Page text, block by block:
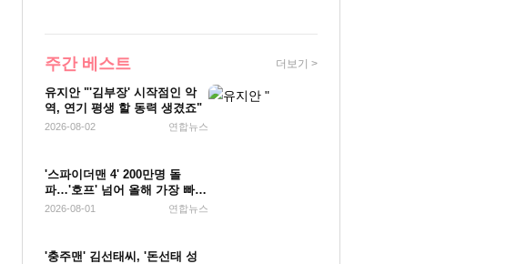
주간 베스트 더보기 >
유지안 "'김부장' 시작점인 악
역, 연기 평생 할 동력 생겼죠"
2026-08-02 연합뉴스
'스파이더맨 4' 200만명 돌
파…'호프' 넘어 올해 가장 빠른
속도
2026-08-01 연합뉴스
'충주맨' 김선태씨, '돈선태 성